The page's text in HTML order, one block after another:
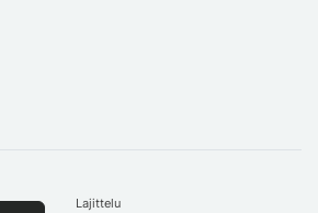
Lajittelu